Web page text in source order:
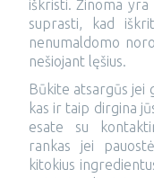
iškristi. Žinoma
suprasti, kad
nenumaldomo
nešiojant lęšius.
Būkite atsargūs jei
kas ir taip dirgina
esate su
rankas jei
kitokius